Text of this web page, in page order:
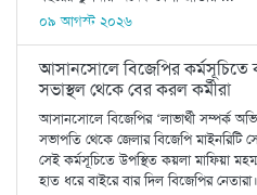
০৯ আগস্ট ২০২৬
আসানসোলে বিজেপির কর্মসূচিতে
সভাস্থল থেকে বের করল কর্মীরা
আসানসোলে বিজেপির ‘লাভার্থী সম্পর্ক
সভাপতি থেকে জেলার বিজেপি মাইনরিটি
সেই কর্মসূচিতে উপস্থিত কয়লা মাফিয়া
হাত ধরে বাইরে বার দিল বিজেপির